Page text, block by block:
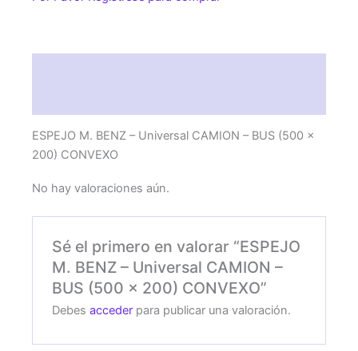
(500
CONVEXO
cantidad
ESPEJO M. BENZ – Universal CAMION – BUS (500 x
200) CONVEXO
No hay valoraciones aún.
Sé el primero en valorar “ESPEJO
M. BENZ – Universal CAMION –
BUS (500 x 200) CONVEXO”
Debesacceder para publicar una valoración.